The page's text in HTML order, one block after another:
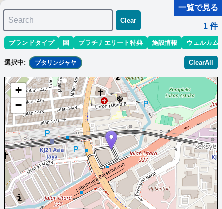
マリオット最新情報ホテル情報(アジア)ホテル特典攻略
1 - 1 件 / 全 1 件
並び替え: 最低価格目安 開業時期 エリア 地域
シェラトン・ペタリンジャヤホテル
豪華な客室、ホテル内レストラン、屋上プールを備えたペタリン
ジャヤのモダンな5つ星ホテル。
マレーシアプタリンジャヤ
開業:2017年最低価格目安:￥342 MYR
情報サイト:Suitesmile
Marriott Bonvoyで価格をみる
プラチナエリート特典：ウェルカムギフト朝食選択可,ラウンジアクセス有
（ラウンジ未設置の一部ホテルでは代替サービス提供有）,客室アップグレー
ド有（スイート含む）
一覧で見る
Search
Clear
1 件
ブランドタイプ 国 プラチナエリート特典 施設情報 ウェルカム
選択中: プタリンジャヤ ClearAll
+
−